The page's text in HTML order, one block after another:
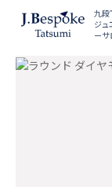
九段
ジュ
ーサ